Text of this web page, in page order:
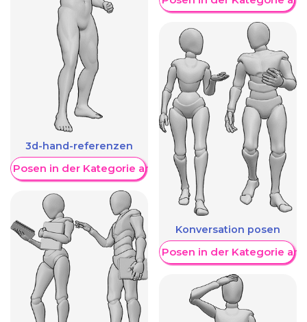
3d-hand-referenzen
Posen in der Kategorie anzeigen
Konversation posen
Weitere Posen in der Kategorie